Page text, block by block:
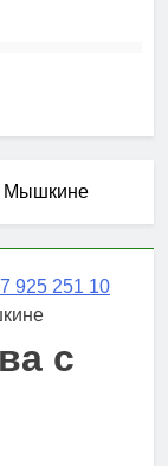
Мышкине
925 251 10
с